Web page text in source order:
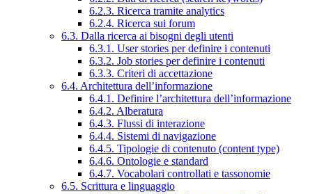
6.2.3. Ricerca tramite analytics
6.2.4. Ricerca sui forum
6.3. Dalla ricerca ai bisogni degli utenti
6.3.1. User stories per definire i contenuti
6.3.2. Job stories per definire i contenuti
6.3.3. Criteri di accettazione
6.4. Architettura dell’informazione
6.4.1. Definire l’architettura dell’informazione
6.4.2. Alberatura
6.4.3. Flussi di interazione
6.4.4. Sistemi di navigazione
6.4.5. Tipologie di contenuto (content type)
6.4.6. Ontologie e standard
6.4.7. Vocabolari controllati e tassonomie
6.5. Scrittura e linguaggio